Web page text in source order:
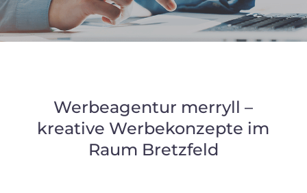
Werbeagentur merryll –
kreative Werbekonzepte im
Raum Bretzfeld